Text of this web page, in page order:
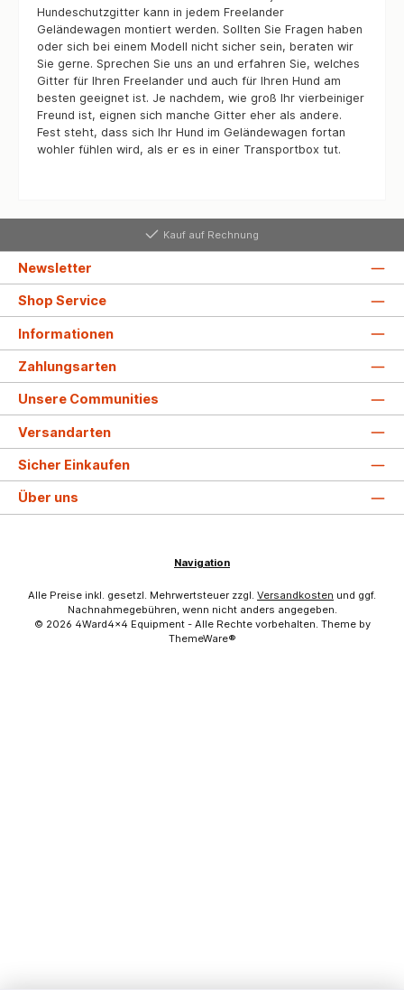
Hundeschutzgitter kann in jedem Freelander
Geländewagen montiert werden. Sollten Sie Fragen haben
oder sich bei einem Modell nicht sicher sein, beraten wir
Sie gerne. Sprechen Sie uns an und erfahren Sie, welches
Gitter für Ihren Freelander und auch für Ihren Hund am
besten geeignet ist. Je nachdem, wie groß Ihr vierbeiniger
Freund ist, eignen sich manche Gitter eher als andere.
Fest steht, dass sich Ihr Hund im Geländewagen fortan
wohler fühlen wird, als er es in einer Transportbox tut.
Kauf auf Rechnung
Newsletter
Shop Service
Informationen
Zahlungsarten
Unsere Communities
Versandarten
Sicher Einkaufen
Über uns
Navigation
Alle Preise inkl. gesetzl. Mehrwertsteuer zzgl. Versandkosten und ggf.
Nachnahmegebühren, wenn nicht anders angegeben.
© 2026 4Ward4x4 Equipment - Alle Rechte vorbehalten. Theme by
ThemeWare®